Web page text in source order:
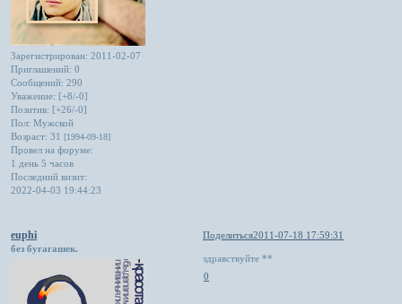
Зарегистрирован: 2011-02-07
Приглашений: 0
Сообщений: 290
Уважение: [+8/-0]
Позитив: [+26/-0]
Пол: Мужской
Возраст: 31[1994-09-18]
Провел на форуме:
1 день 5 часов
Последний визит:
2022-04-03 19:44:23
Поделиться2011-07-18 17:59:31
euphi
без бугагашек.
здравствуйте **
0